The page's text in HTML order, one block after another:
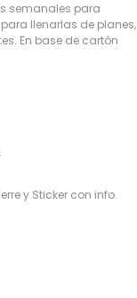
semanales para
llenarlas de planes,
En base de cartón
y Sticker con info.